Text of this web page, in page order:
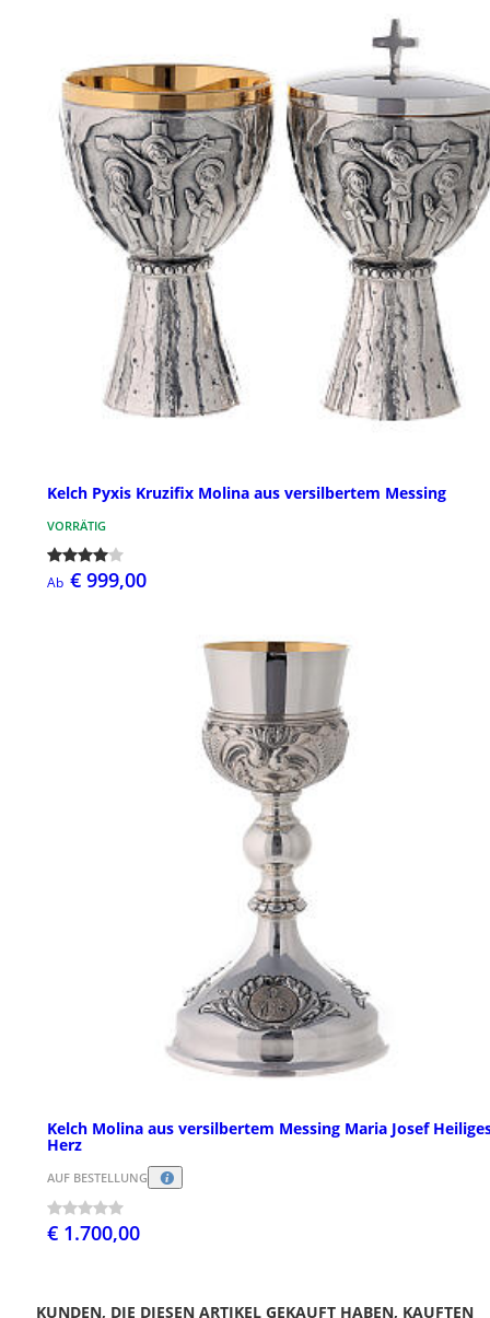
Kelch Pyxis Kruzifix Molina aus versilbertem Messing
VORRÄTIG
Ab € 999,00
Kelch Molina aus versilbertem Messing Maria Josef
Herz
AUF BESTELLUNG
€ 1.700,00
KUNDEN, DIE DIESEN ARTIKEL GEKAUFT HABEN, KAUFTEN